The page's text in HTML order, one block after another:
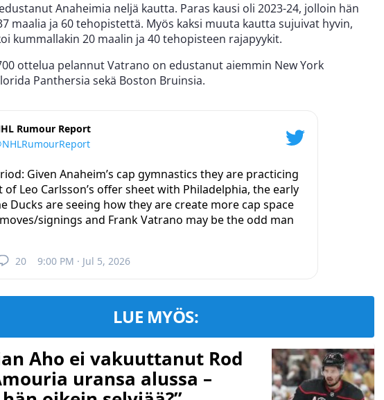
Anaheimia neljä kautta. Paras kausi oli 2023-24, jolloin hän
maalia ja 60 tehopistettä. Myös kaksi muuta kautta sujuivat hyvin,
kummallakin 20 maalin ja 40 tehopisteen rajapyykit.
ottelua pelannut Vatrano on edustanut aiemmin New York
Panthersia sekä Boston Bruinsia.
Rumour Report
Given Anaheim’s cap gymnastics they are practicing
of Leo Carlsson’s offer sheet with Philadelphia, the early
Ducks are seeing how they are create more cap space
signings and Frank Vatrano may be the odd man
20 9:00 PM · Jul 5, 2026
LUE MYÖS:
Aho ei vakuuttanut Rod
uransa alussa –